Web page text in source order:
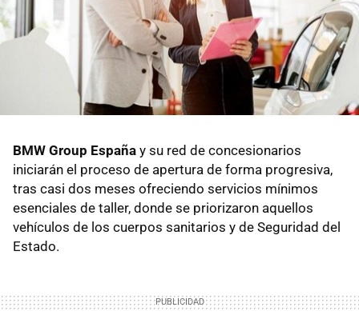
BMW Group España y su red de concesionarios
iniciarán el proceso de apertura de forma progresiva,
tras casi dos meses ofreciendo servicios mínimos
esenciales de taller, donde se priorizaron aquellos
vehículos de los cuerpos sanitarios y de Seguridad del
Estado.